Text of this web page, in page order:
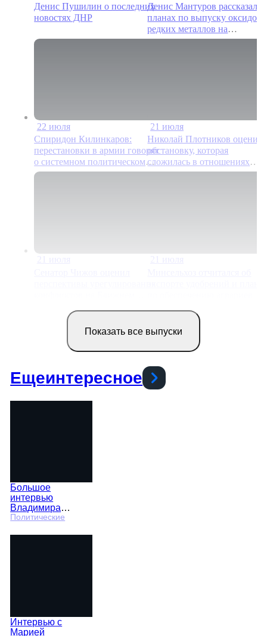
Денис Пушилин о последних
новостях ДНР
Денис Мантуров рассказал о
планах по выпуску оксидов
редких металлов на
Соликамском магниевом
22 июля
16 мин
Спиридон Килинкаров:
перестановки в армии говорят
о системном политическом
кризисе на Украине
21 июля
Николай Плотников оценил
обстановку, которая
сложилась в отношениях
между США и Ираном
Показать все выпуски
Ещеинтересное
Большое
интервью
Владимира
Путина Сергею
Политические
Интервью с
Марией